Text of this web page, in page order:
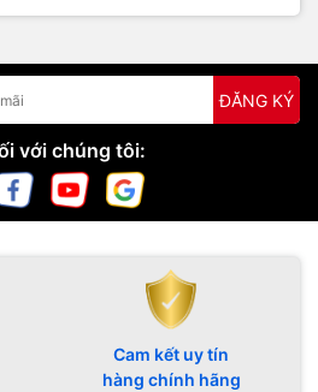
ĐĂNG KÝ
với chúng tôi:
Cam kết uy tín
hàng chính hãng